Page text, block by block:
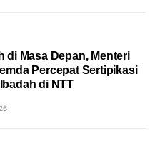
di Masa Depan, Menteri
Percepat Sertipikasi
di NTT